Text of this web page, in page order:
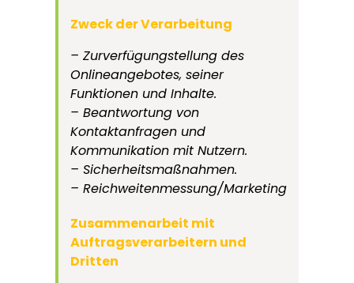
Zweck der Verarbeitung
– Zurverfügungstellung des
Onlineangebotes, seiner
Funktionen und Inhalte.
– Beantwortung von
Kontaktanfragen und
Kommunikation mit Nutzern.
– Sicherheitsmaßnahmen.
– Reichweitenmessung/Marketing
Zusammenarbeit mit
Auftragsverarbeitern und
Dritten